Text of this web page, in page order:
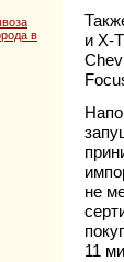
в
и X-
не
11